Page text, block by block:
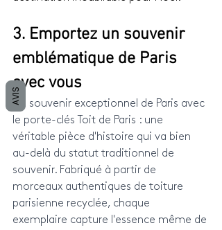
3. Emportez un souvenir
emblématique de Paris
avec vous
Un souvenir exceptionnel de Paris avec
le porte-clés Toit de Paris : une
véritable pièce d'histoire qui va bien
au-delà du statut traditionnel de
souvenir. Fabriqué à partir de
morceaux authentiques de toiture
parisienne recyclée, chaque
exemplaire capture l'essence même de
AVIS